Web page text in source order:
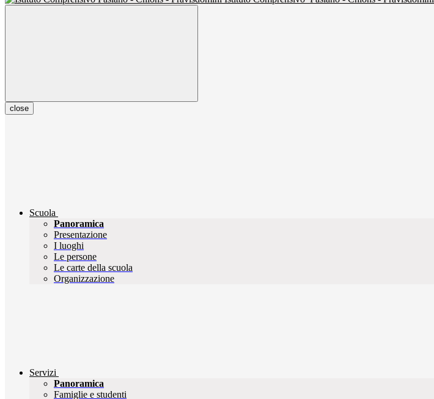
close
Scuola
Panoramica
Presentazione
I luoghi
Le persone
Le carte della scuola
Organizzazione
Servizi
Panoramica
Famiglie e studenti